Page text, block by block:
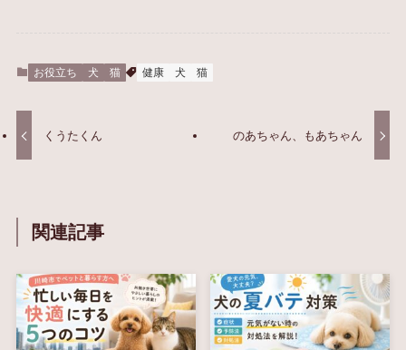
お役立ち 犬 猫 健康 犬 猫
くうたくん のあちゃん、もあちゃん
関連記事